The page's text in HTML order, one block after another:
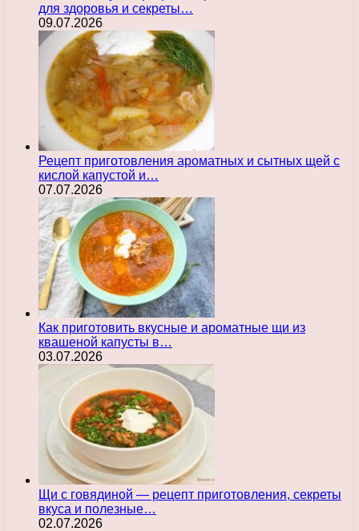
для здоровья и секреты…
09.07.2026
Рецепт приготовления ароматных и сытных щей с
кислой капустой и…
07.07.2026
Как приготовить вкусные и ароматные щи из
квашеной капусты в…
03.07.2026
Щи с говядиной — рецепт приготовления, секреты
вкуса и полезные…
02.07.2026